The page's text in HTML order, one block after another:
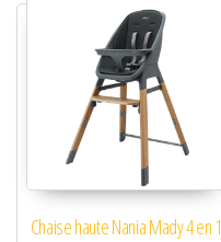
Chaise haute Nania Mady 4 en 1